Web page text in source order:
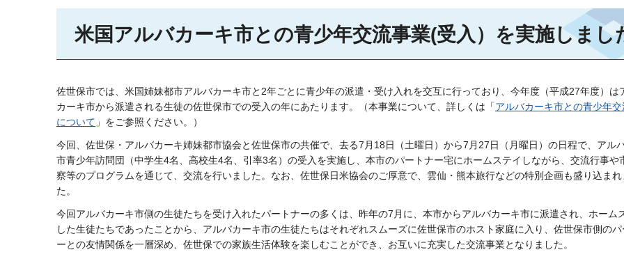
米国アルバカーキ市との青少年交流事業(受入）を実施しまし
佐世保市では、米国姉妹都市アルバカーキ市と2年ごとに青少年の派遣・受け入れを交互に行っており、今年度（平成27年度）は
カーキ市から派遣される生徒の佐世保市での受入の年にあたります。（本事業について、詳しくは「アルバカーキ市との青少年
について 」をご参照ください。）
今回、佐世保・アルバカーキ姉妹都市協会と佐世保市の共催で、去る7月18日（土曜日）から7月27日（月曜日）の日程で、アル
市青少年訪問団（中学生4名、高校生4名、引率3名）の受入を実施し、本市のパートナー宅にホームステイしながら、交流行事や
察等のプログラムを通じて、交流を行いました。なお、佐世保日米協会のご厚意で、雲仙・熊本旅行などの特別企画も盛り込まれ
た。
今回アルバカーキ市側の生徒たちを受け入れたパートナーの多くは、昨年の7月に、本市からアルバカーキ市に派遣され、ホーム
した生徒たちであったことから、アルバカーキ市の生徒たちはそれぞれスムーズに佐世保市のホスト家庭に入り、佐世保市側の
ーとの友情関係を一層深め、佐世保での家族生活体験を楽しむことができ、お互いに充実した交流事業となりました。